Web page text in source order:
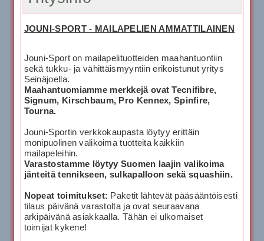
JOUNI-SPORT - MAILAPELIEN AMMATTILAINEN
Jouni-Sport on mailapelituotteiden maahantuontiin
sekä tukku- ja vähittäismyyntiin erikoistunut yritys
Seinäjoella.
Maahantuomiamme merkkejä ovat Tecnifibre,
Signum, Kirschbaum, Pro Kennex, Spinfire,
Tourna.
Jouni-Sportin verkkokaupasta löytyy erittäin
monipuolinen valikoima tuotteita kaikkiin
mailapeleihin.
Varastostamme löytyy Suomen laajin valikoima
jänteitä tennikseen, sulkapalloon sekä squashiin.
Nopeat toimitukset: Paketit lähtevät pääsääntöisesti
tilaus päivänä varastolta ja ovat seuraavana
arkipäivänä asiakkaalla. Tähän ei ulkomaiset
toimijat kykene!